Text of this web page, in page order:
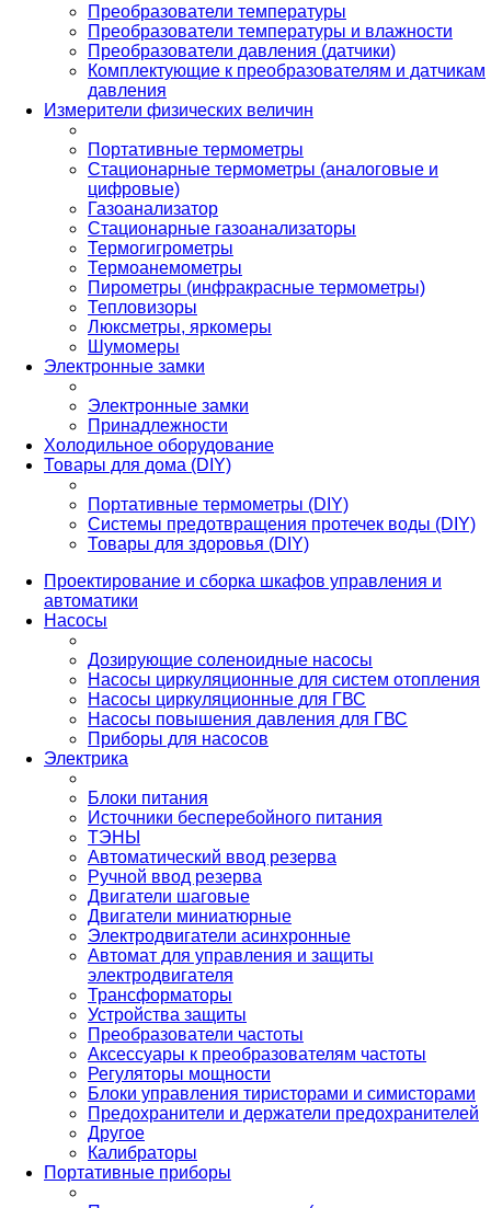
Преобразователи температуры
Преобразователи температуры и влажности
Преобразователи давления (датчики)
Комплектующие к преобразователям и датчикам
давления
Измерители физических величин
Портативные термометры
Стационарные термометры (аналоговые и
цифровые)
Газоанализатор
Стационарные газоанализаторы
Термогигрометры
Термоанемометры
Пирометры (инфракрасные термометры)
Тепловизоры
Люксметры, яркомеры
Шумомеры
Электронные замки
Электронные замки
Принадлежности
Холодильное оборудование
Товары для дома (DIY)
Портативные термометры (DIY)
Системы предотвращения протечек воды (DIY)
Товары для здоровья (DIY)
Проектирование и сборка шкафов управления и
автоматики
Насосы
Дозирующие соленоидные насосы
Насосы циркуляционные для систем отопления
Насосы циркуляционные для ГВС
Насосы повышения давления для ГВС
Приборы для насосов
Электрика
Блоки питания
Источники бесперебойного питания
ТЭНЫ
Автоматический ввод резерва
Ручной ввод резерва
Двигатели шаговые
Двигатели миниатюрные
Электродвигатели асинхронные
Автомат для управления и защиты
электродвигателя
Трансформаторы
Устройства защиты
Преобразователи частоты
Аксессуары к преобразователям частоты
Регуляторы мощности
Блоки управления тиристорами и симисторами
Предохранители и держатели предохранителей
Другое
Калибраторы
Портативные приборы